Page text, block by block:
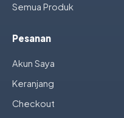
Semua Produk
Pesanan
Akun Saya
Keranjang
Checkout